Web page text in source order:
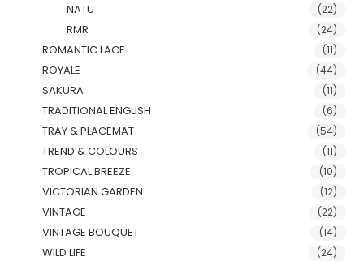
NATU (22)
RMR (24)
ROMANTIC LACE (11)
ROYALE (44)
SAKURA (11)
TRADITIONAL ENGLISH (6)
TRAY & PLACEMAT (54)
TREND & COLOURS (11)
TROPICAL BREEZE (10)
VICTORIAN GARDEN (12)
VINTAGE (22)
VINTAGE BOUQUET (14)
WILD LIFE (24)